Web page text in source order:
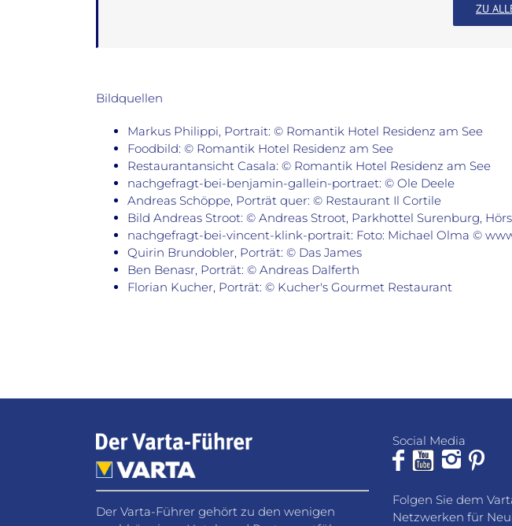
ZU
Bildquellen
Markus Philippi, Portrait: © Romantik Hotel Residenz am See
Foodbild: © Romantik Hotel Residenz am See
Restaurantansicht Casala: © Romantik Hotel Residenz am See
nachgefragt-bei-benjamin-gallein-portraet: © Ole Deele
Andreas Schöppe, Porträt quer: © Restaurant Il Cortile
Bild Andreas Stroot: © Andreas Stroot, Parkhottel Surenburg,
nachgefragt-bei-vincent-klink-portrait: Foto: Michael Olma ©
Quirin Brundobler, Porträt: © Das James
Ben Benasr, Porträt: © Andreas Dalferth
Florian Kucher, Porträt: © Kucher's Gourmet Restaurant
Der Varta-Führer gehört zu den wenigen
Social Media
Folgen Sie dem
Netzwerken für